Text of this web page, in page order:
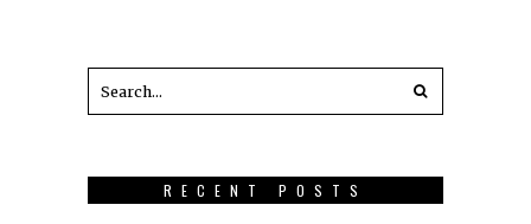
RECENT POSTS